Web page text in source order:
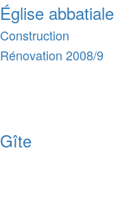
Église abbatiale
Construction
Rénovation 2008/9
Gîte